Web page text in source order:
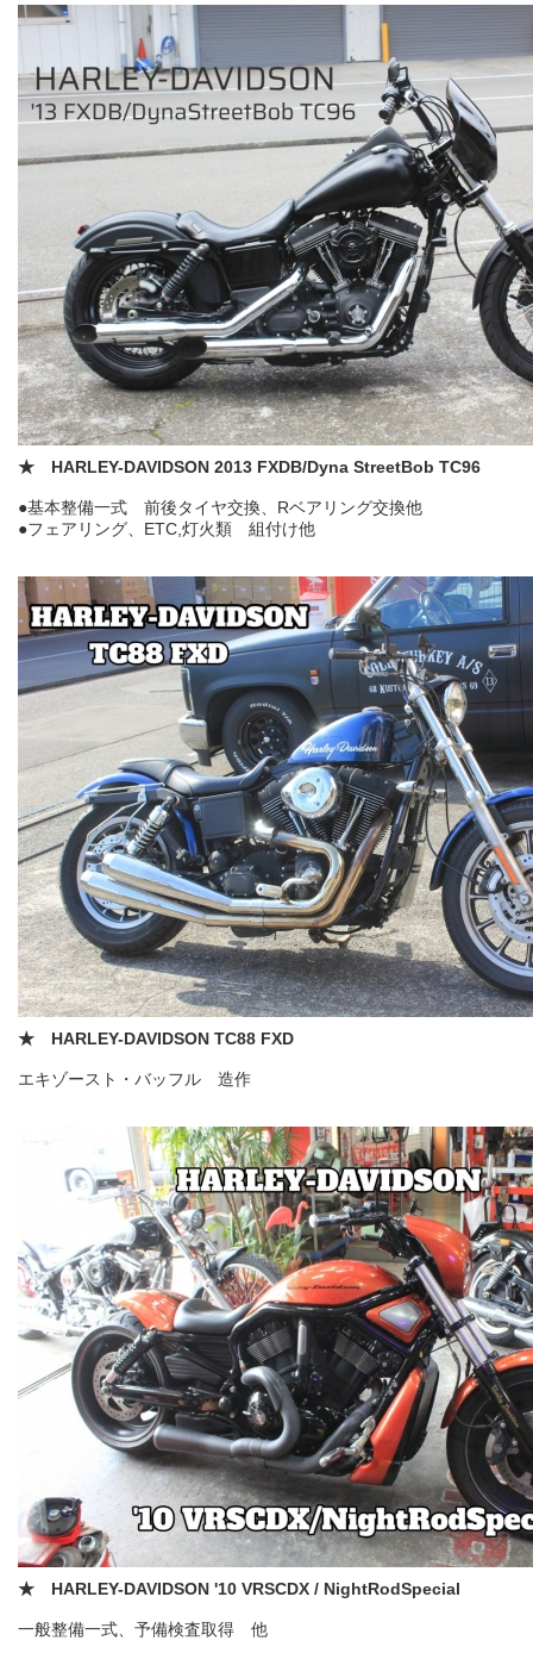
★ HARLEY-DAVIDSON 2013 FXDB/Dyna StreetBob TC96
●基本整備一式 前後タイヤ交換、Rベアリング交換他
●フェアリング、ETC,灯火類 組付け他
★ HARLEY-DAVIDSON TC88 FXD
エキゾースト・バッフル 造作
★ HARLEY-DAVIDSON '10 VRSCDX / NightRodSpecial
一般整備一式、予備検査取得 他